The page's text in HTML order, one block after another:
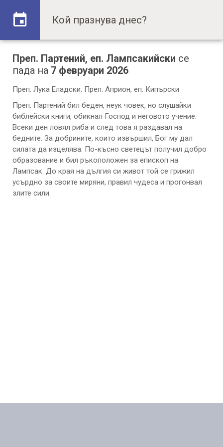
Преп. Партений, еп. Лампсакийски се
пада на 7 февруари 2026
Преп. Лука Еладски. Преп. Априон, еп. Кипърски
Преп. Партений бил беден, неук човек, но слушайки
библейски книги, обикнал Господ и неговото учение.
Всеки ден ловял риба и след това я раздавал на
бедните. За добрините, които извършил, Бог му дал
силата да изцелява. По-късно светецът получил добро
образование и бил ръкоположен за епископ на
Лампсак. До края на дългия си живот той се грижил
усърдно за своите миряни, правил чудеса и прогонвал
злите сили.